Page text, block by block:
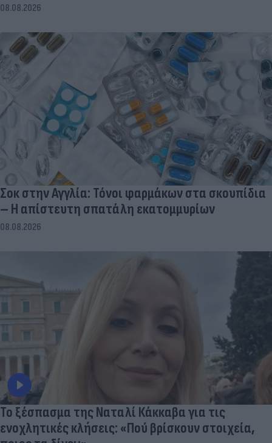
08.08.2026
Σοκ στην Αγγλία: Τόνοι φαρμάκων στα σκουπίδια
– Η απίστευτη σπατάλη εκατομμυρίων
08.08.2026
Το ξέσπασμα της Ναταλί Κάκκαβα για τις
ενοχλητικές κλήσεις: «Πού βρίσκουν στοιχεία,